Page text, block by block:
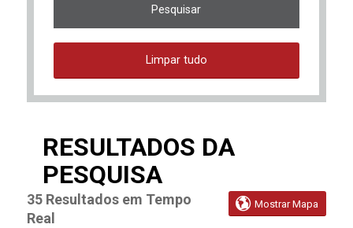
RESULTADOS DA
PESQUISA
 Mostrar Mapa
35Resultados em Tempo
Real
Pesquisar
Limpar tudo